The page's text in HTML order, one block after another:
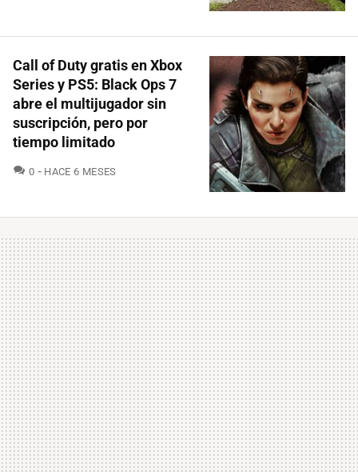
Call of Duty gratis en Xbox
Series y PS5: Black Ops 7
abre el multijugador sin
suscripción, pero por
tiempo limitado
0 COMENTARIOS
HACE 6 MESES